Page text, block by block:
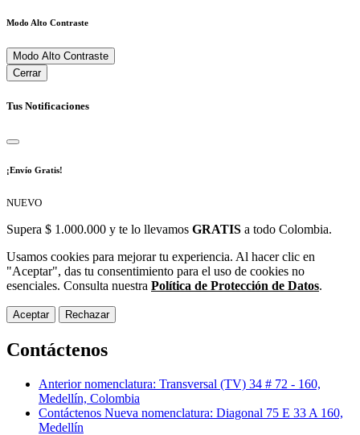
Modo Alto Contraste
Modo Alto Contraste
Cerrar
Tus Notificaciones
¡Envío Gratis!
NUEVO
Supera $ 1.000.000 y te lo llevamos GRATIS a todo Colombia.
Usamos cookies para mejorar tu experiencia. Al hacer clic en
"Aceptar", das tu consentimiento para el uso de cookies no
esenciales. Consulta nuestra Política de Protección de Datos.
Aceptar Rechazar
Contáctenos
Anterior nomenclatura: Transversal (TV) 34 # 72 - 160,
Medellín, Colombia
Contáctenos Nueva nomenclatura: Diagonal 75 E 33 A 160,
Medellín